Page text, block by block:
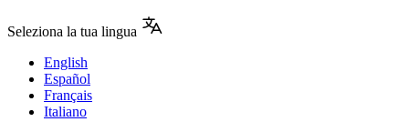
Seleziona la tua lingua
English
Español
Français
Italiano